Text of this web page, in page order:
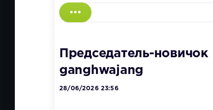
Председатель-
ganghwajang
28/06/2026 23:56